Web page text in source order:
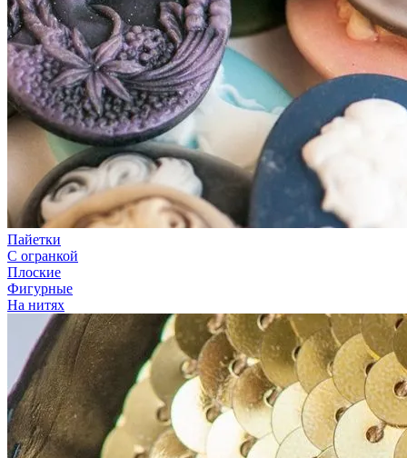
Пайетки
С огранкой
Плоские
Фигурные
На нитях